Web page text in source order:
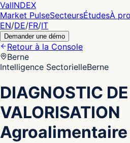
ValINDEX
Market PulseSecteursÉtudesÀ
EN/DE/FR/IT
Demander une démo
Retour à la Console
Berne
Intelligence SectorielleBerne
DIAGNOSTIC DE
VALORISATION